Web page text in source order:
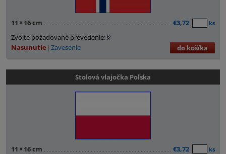
11 × 16 cm €3,72 ks
Zvoľte požadované prevedenie:
Nasunutie Zavesenie do košíka
Stolová vlajočka Poľska
11 × 16 cm €3,72 ks